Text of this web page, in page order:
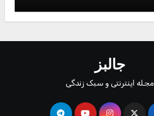
جالبز
مجله اینترنتی و سبک زندگی